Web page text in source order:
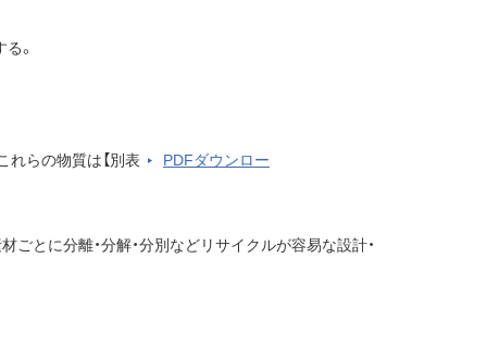
。
らの物質は【別表
PDFダウンロー
とに分離・分解・分別などリサイクルが容易な設計・